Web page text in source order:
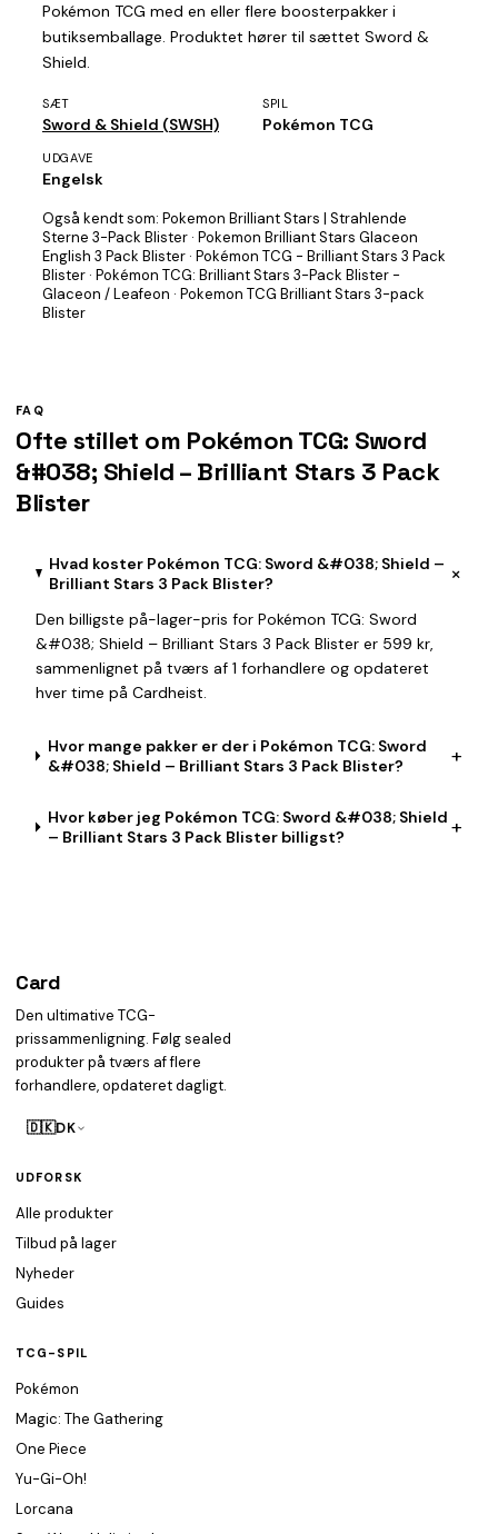
Pokémon TCG med en eller flere boosterpakker i
butiksemballage. Produktet hører til sættet Sword &
Shield.
SÆT
Sword & Shield (SWSH)
SPIL
Pokémon TCG
UDGAVE
Engelsk
Også kendt som: Pokemon Brilliant Stars | Strahlende
Sterne 3-Pack Blister · Pokemon Brilliant Stars Glaceon
English 3 Pack Blister · Pokémon TCG - Brilliant Stars 3 Pack
Blister · Pokémon TCG: Brilliant Stars 3-Pack Blister -
Glaceon / Leafeon · Pokemon TCG Brilliant Stars 3-pack
Blister
FAQ
Ofte stillet om Pokémon TCG: Sword
&#038; Shield – Brilliant Stars 3 Pack
Blister
Hvad koster Pokémon TCG: Sword &#038; Shield –
Brilliant Stars 3 Pack Blister?
+
Den billigste på-lager-pris for Pokémon TCG: Sword
&#038; Shield – Brilliant Stars 3 Pack Blister er 599 kr,
sammenlignet på tværs af 1 forhandlere og opdateret
hver time på Cardheist.
Hvor mange pakker er der i Pokémon TCG: Sword
&#038; Shield – Brilliant Stars 3 Pack Blister?
+
Hvor køber jeg Pokémon TCG: Sword &#038; Shield
– Brilliant Stars 3 Pack Blister billigst?
+
Card
Den ultimative TCG-
prissammenligning. Følg sealed
produkter på tværs af flere
forhandlere, opdateret dagligt.
🇩🇰DK
UDFORSK
Alle produkter
Tilbud på lager
Nyheder
Guides
TCG-SPIL
Pokémon
Magic: The Gathering
One Piece
Yu-Gi-Oh!
Lorcana